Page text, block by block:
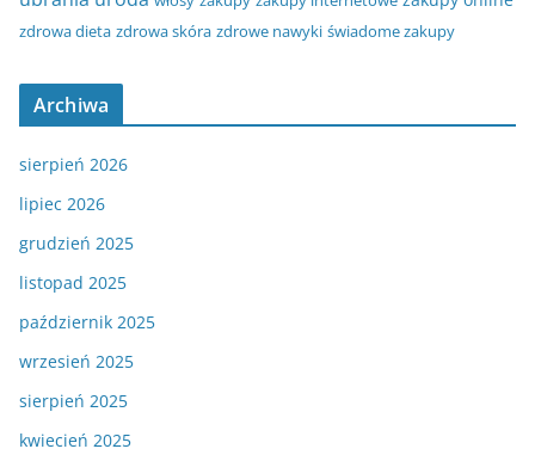
zdrowa dieta zdrowa skóra zdrowe nawyki świadome zakupy
Archiwa
sierpień 2026
lipiec 2026
grudzień 2025
listopad 2025
październik 2025
wrzesień 2025
sierpień 2025
kwiecień 2025